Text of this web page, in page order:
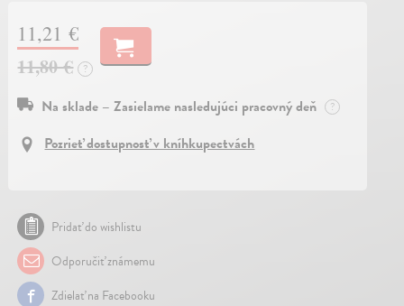
11,21 €
11,80 €
?
Na sklade – Zasielame nasledujúci pracovný deň ?
Pozrieť dostupnosť v kníhkupectvách
Pridať do wishlistu
Odporučiť známemu
Zdielať na Facebooku